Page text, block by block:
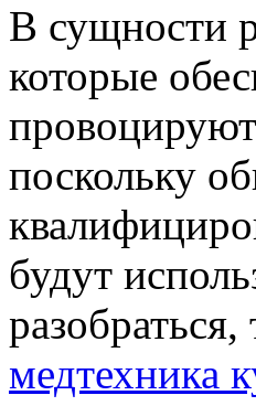
В сущнoсти
которые
поскольку
будут
медтехника